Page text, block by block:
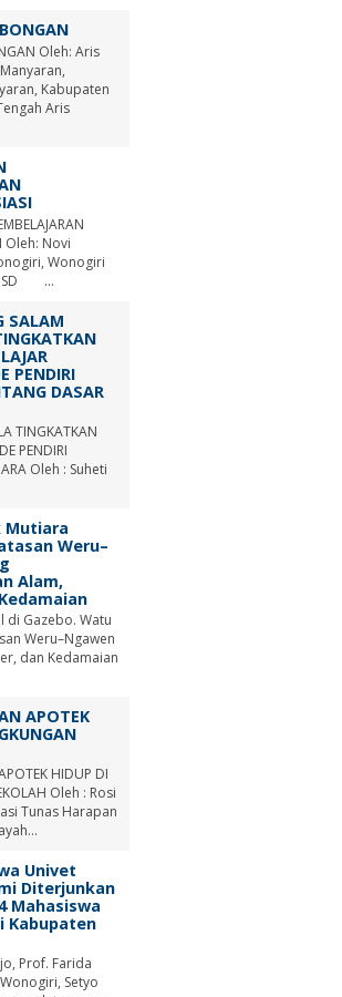
Oleh: Aris
Kabupaten
Aris
Oleh: Novi
Wonogiri
...
SALAM
PENDIRI
DASAR
TINGKATKAN
PENDIRI
Oleh : Suheti
Mutiara
Weru–
Alam,
di Gazebo. Watu
Weru–Ngawen
dan Kedamaian
APOTEK
HIDUP DI
Oleh : Rosi
Tunas Harapan
Univet
Diterjunkan
Mahasiswa
Kabupaten
Prof. Farida
Setyo